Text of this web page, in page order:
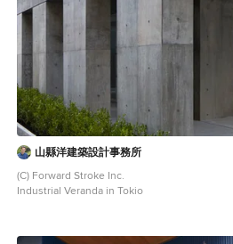
山縣洋建築設計事務所
(C) Forward Stroke Inc.
Industrial Veranda in Tokio